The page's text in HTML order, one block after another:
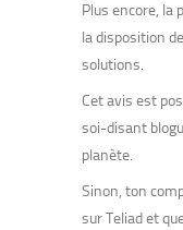
Plus encore, la
la disposition
solutions.
Cet avis est
soi-disant
planète.
Sinon, ton
sur Teliad et